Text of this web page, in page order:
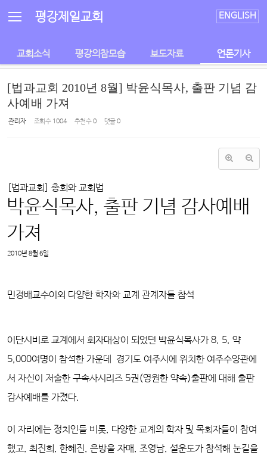
평강제일교회 ENGLISH
교회소식 평강의참모습 보도자료 언론기사
[법과교회 2010년 8월] 박윤식목사, 출판 기념 감
사예배 가져
관리자 조회 수 1004 추천 수0 댓글0
[법과교회] 총회와 교회법
박윤식목사, 출판 기념 감사예배
가져
2010년 8월 6일
민경배교수이외 다양한 학자와 교계 관계자들 참석
이단시비로 교계에서 회자대상이 되었던 박윤식목사가 8. 5. 약
5,000여명이 참석한 가운데 경기도 여주시에 위치한 여주수양관에
서 자신이 저술한 구속사시리즈 5권(영원한 약속)출판에 대해 출판
감사예배를 가졌다.
이 자리에는 정치인들 비롯, 다양한 교계의 학자 및 목회자들이 참여
했고, 최진희, 한혜진, 은방울 자매, 조영남, 설운도가 참석해 눈길을